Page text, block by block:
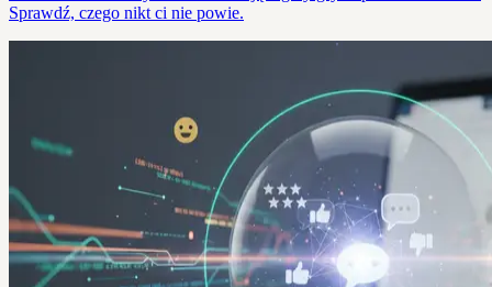
Sprawdź, czego nikt ci nie powie.